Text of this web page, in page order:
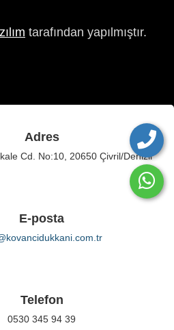
tarafından yapılmıştır.
Adres
Cd. No:10, 20650 Çivril/Denizli
E-posta
Telefon
0530 345 94 39